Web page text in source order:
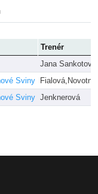
Trenér
Jana Sankotová
Sviny
Fialová,Novotný
Sviny Jenknerová